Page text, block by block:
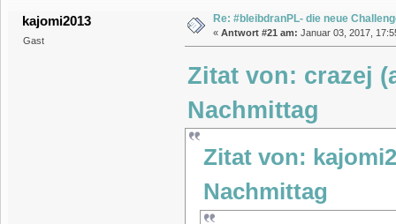
kajomi2013
Gast
Re: #bleibdranPL- die neue
« Antwort #21 am: Januar 03, 2017,
Zitat von: crazej
Nachmittag
Zitat von:
Nachmittag